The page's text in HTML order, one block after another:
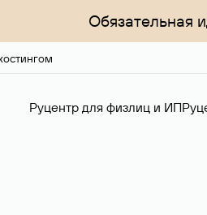
Обязательная
Руцентр для физлиц и ИП